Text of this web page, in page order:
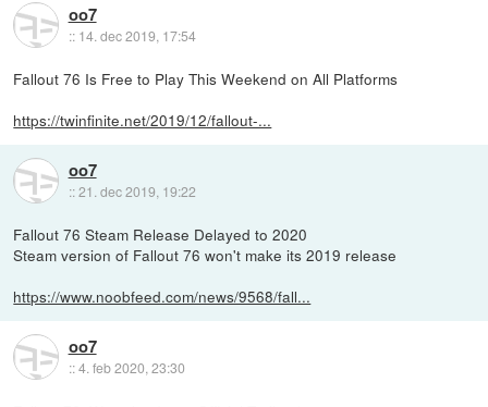
oo7
:: 14. dec 2019, 17:54
Fallout 76 Is Free to Play This Weekend on All Platforms
https://twinfinite.net/2019/12/fallout-...
oo7
::21. dec 2019, 19:22
Fallout 76 Steam Release Delayed to 2020
Steam version of Fallout 76 won't make its 2019 release
https://www.noobfeed.com/news/9568/fall...
oo7
::4. feb 2020, 23:30